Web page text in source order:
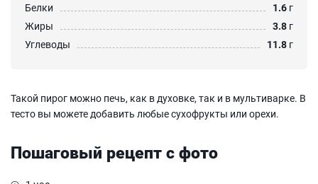
Белки
1.6 г
Жиры
3.8 г
Углеводы
11.8 г
Такой пирог можно печь, как в духовке, так и в мультиварке. В
тесто вы можете добавить любые сухофрукты или орехи.
Пошаговый рецепт с фото